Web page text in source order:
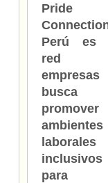
Pride
Perú es
red
empresas
busca
promover
ambientes
laborales
inclusivos
para